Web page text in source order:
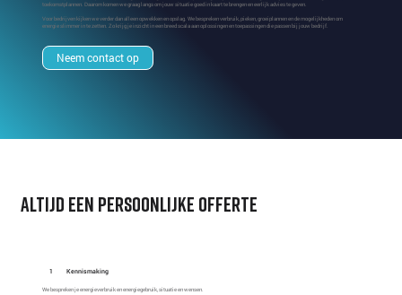
toekomstplannen. Daarom komen we graag langs om jouw situatie goed in kaart te brengen en eerlijk advies te geven.
Voor bedrijven kijken we verder dan alleen opwekken en opslag. We bespreken verbruik, pieken, groeiplannen en de mogelijkheden om
energie slimmer in te zetten. Zo krijg je inzicht in een breed scala aan oplossingen en toepassingen die passen bij jouw bedrijf.
Neem contact op
1 Kennismaking
We bespreken je energieverbruik en energiegebruik, situatie en wensen.
altijd een persoonlijke offerte